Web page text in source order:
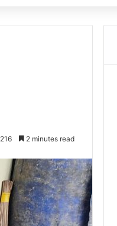
216 2 minutes read